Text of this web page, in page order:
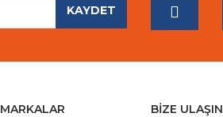
KAYDET
MARKALAR BİZE ULAŞIN